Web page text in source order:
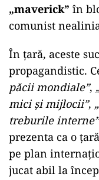
„maverick” în
comunist
În țară, aceste
propagandistic.
păcii mondiale”,
mici și mijlocii”,
treburile interne”
prezenta ca o
pe plan
jucat abil la